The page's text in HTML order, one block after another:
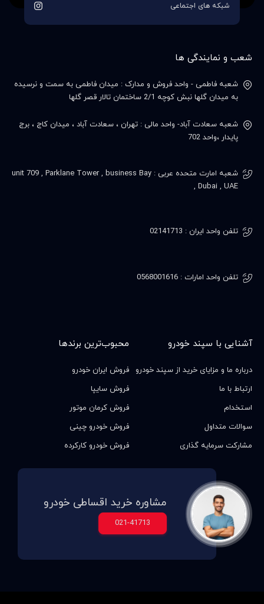
شبکه های اجتماعی
شعب و نمایندگی ها
شعبه فاطمی - واحد فروش و مدارک : میدان فاطمی به سمت و نرسیده
به میدان گلها نبش کوچه 2/1 ساختمان تالار قصر گلها
شعبه سعادت آباد- واحد مالی : تهران ، سعادت آباد ، میدان کاج ، برج
پایدار ،واحد 702
شعبه امارت متحده عربی : unit 709 , Parklane Tower , business Bay
, Dubai , UAE
تلفن واحد ایران : 02141713
تلفن واحد امارات : 0568001616
آشنایی با سپند خودرو
درباره ما و مزایای خرید از سپند خودرو
ارتباط با ما
استخدام
سوالات متداول
مشارکت سرمایه گذاری
محبوب‌ترین برندها
فروش ایران خودرو
فروش سایپا
فروش کرمان موتور
فروش خودرو چینی
فروش خودرو کارکرده
مشاوره خرید اقساطی خودرو
021-41713